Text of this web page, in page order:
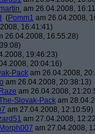
martin. am 26.04.2008,
(Pomm1 am 26.04.2008,
16:41:41)
26.04.2008, 16:55:28)
19:46:23)
20:04:16)
Pack am 26.04.2008,
am 26.04.2008, 20:38:13)
Raze am 26.04.2008,
Slovak-Pack am
am 27.04.2008, 12:10:59)
am 27.04.2008,
Morph007 am 27.04.2008,